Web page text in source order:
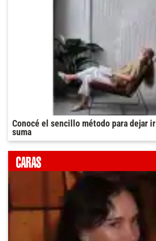
Conocé el sencillo método para dejar
suma